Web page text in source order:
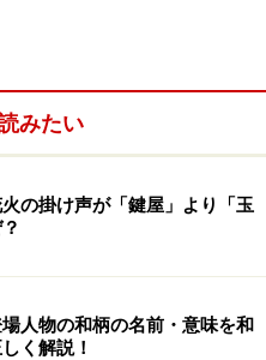
みたい
火の掛け声が「鍵屋」より「玉
場人物の和柄の名前・意味を和
く解説！